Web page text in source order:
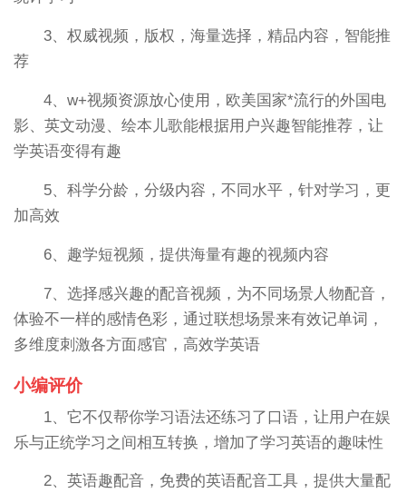
3、权威视频，版权，海量选择，精品内容，智能推
荐
4、w+视频资源放心使用，欧美国家*流行的外国电
影、英文动漫、绘本儿歌能根据用户兴趣智能推荐，让
学英语变得有趣
5、科学分龄，分级内容，不同水平，针对学习，更
加高效
6、趣学短视频，提供海量有趣的视频内容
7、选择感兴趣的配音视频，为不同场景人物配音，
体验不一样的感情色彩，通过联想场景来有效记单词，
多维度刺激各方面感官，高效学英语
小编评价
1、它不仅帮你学习语法还练习了口语，让用户在娱
乐与正统学习之间相互转换，增加了学习英语的趣味性
2、英语趣配音，免费的英语配音工具，提供大量配